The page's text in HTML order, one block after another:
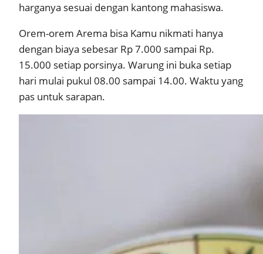
harganya sesuai dengan kantong mahasiswa.
Orem-orem Arema bisa Kamu nikmati hanya
dengan biaya sebesar Rp 7.000 sampai Rp.
15.000 setiap porsinya. Warung ini buka setiap
hari mulai pukul 08.00 sampai 14.00. Waktu yang
pas untuk sarapan.